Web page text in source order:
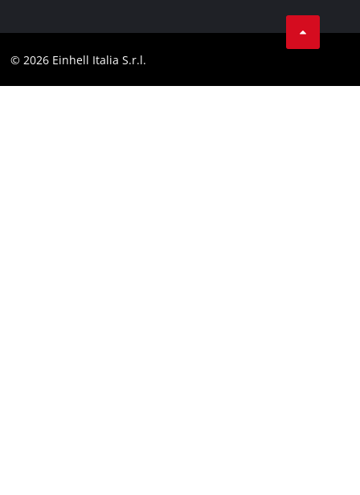
Comformità
Linkedin
© 2026 Einhell Italia S.r.l.